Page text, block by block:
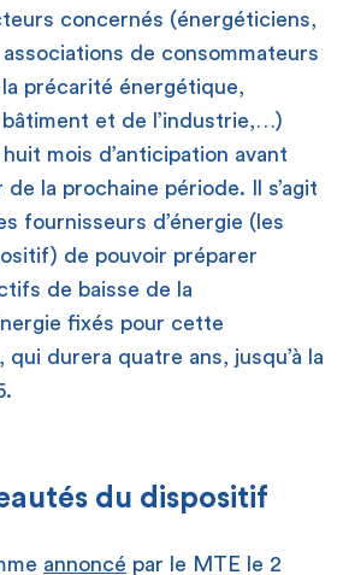
concernés (énergéticiens,
de consommateurs
précarité énergétique,
et de l’industrie,…)
mois d’anticipation avant
de la prochaine période. Il s’agit
fournisseurs d’énergie (les
de pouvoir préparer
de baisse de la
fixés pour cette
durera quatre ans, jusqu’à la
du dispositif
annoncé par le MTE le 2